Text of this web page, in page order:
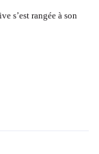
s’est rangée à son